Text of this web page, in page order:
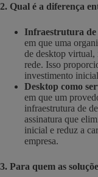
2. Qual é a diferença
Infraestrutura
em que uma
de desktop virtual,
rede. Isso
investimento
Desktop como
em que um
infraestrutura de
assinatura que
inicial e reduz a
empresa.
3. Para quem as